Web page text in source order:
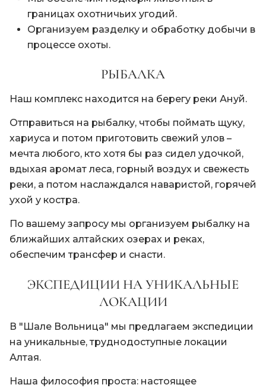
границах охотничьих угодий.
Организуем разделку и обработку добычи в
процессе охоты.
РЫБАЛКА
Наш комплекс находится на берегу реки Ануй.
Отправиться на рыбалку, чтобы поймать щуку,
хариуса и потом приготовить свежий улов –
мечта любого, кто хотя бы раз сидел удочкой,
вдыхая аромат леса, горный воздух и свежесть
реки, а потом наслаждался наваристой, горячей
ухой у костра.
По вашему запросу мы организуем рыбалку на
ближайших алтайских озерах и реках,
обеспечим трансфер и снасти.
ЭКСПЕДИЦИИ НА УНИКАЛЬНЫЕ
ЛОКАЦИИ
В "Шале Вольница" мы предлагаем экспедиции
на уникальные, труднодоступные локации
Алтая.
Наша философия проста: настоящее